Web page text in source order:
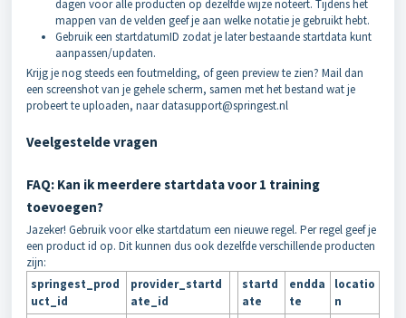
dagen voor alle producten op dezelfde wijze noteert. Tijdens het
mappen van de velden geef je aan welke notatie je gebruikt hebt.
Gebruik een startdatumID zodat je later bestaande startdata kunt
aanpassen/updaten.
Krijg je nog steeds een foutmelding, of geen preview te zien? Mail dan
een screenshot van je gehele scherm, samen met het bestand wat je
probeert te uploaden, naar datasupport@springest.nl
Veelgestelde vragen
FAQ: Kan ik meerdere startdata voor 1 training
toevoegen?
Jazeker! Gebruik voor elke startdatum een nieuwe regel. Per regel geef je
een product id op. Dit kunnen dus ook dezelfde verschillende producten
zijn:
springest_prod
uct_id
provider_startd
ate_id
startd
ate
endda
te
locatio
n